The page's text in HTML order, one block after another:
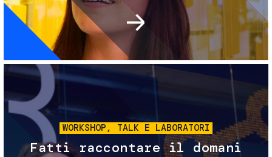
Immagine
WORKSHOP, TALK E LABORATORI
Fatti raccontare il domani